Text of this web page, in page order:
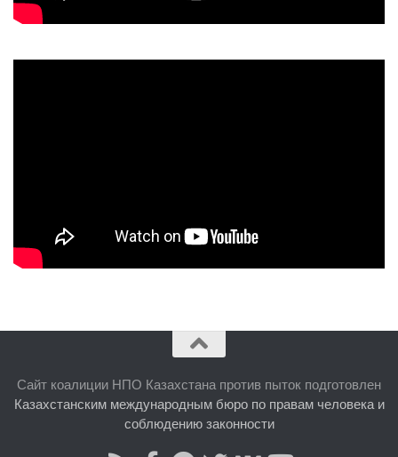
Сайт коалиции НПО Казахстана против пыток подготовлен
Казахстанским международным бюро по правам человека и
соблюдению законности